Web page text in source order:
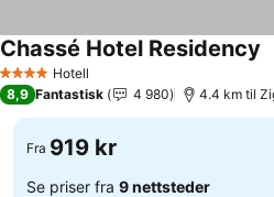
4 StjernerHotell
Chassé Hotel Residency
8,9 Fantastisk 4 980 4.4 km til
Fra 919 kr
Se priser fra 9 nettsteder